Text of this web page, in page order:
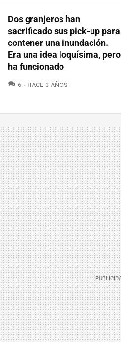
Dos granjeros han
sacrificado sus pick-up para
contener una inundación.
Era una idea loquísima, pero
ha funcionado
6 COMENTARIOS
HACE 3 AÑOS